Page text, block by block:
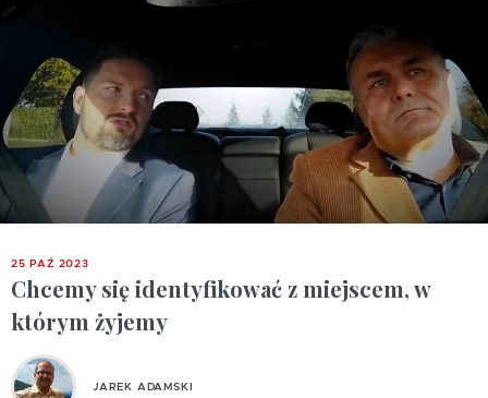
25 PAŹ 2023
Chcemy się identyfikować z miejscem, w
którym żyjemy
JAREK ADAMSKI